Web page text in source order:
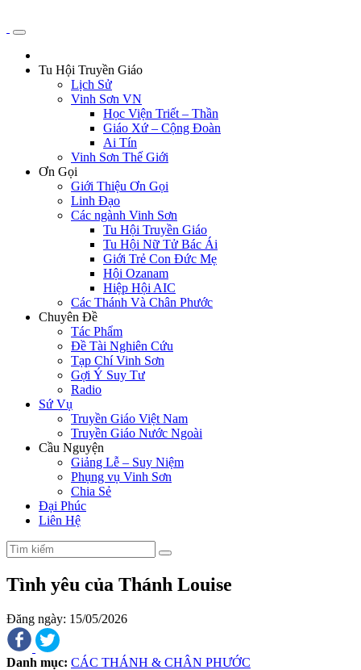
Tu Hội Truyền Giáo
Lịch Sử
Vinh Sơn VN
Học Viện Triết – Thần
Giáo Xứ – Cộng Đoàn
Ai Tín
Vinh Sơn Thế Giới
Ơn Gọi
Giới Thiệu Ơn Gọi
Linh Đạo
Các ngành Vinh Sơn
Tu Hội Truyền Giáo
Tu Hội Nữ Tử Bác Ái
Giới Trẻ Con Đức Mẹ
Hội Ozanam
Hiệp Hội AIC
Các Thánh Và Chân Phước
Chuyên Đề
Tác Phẩm
Đề Tài Nghiên Cứu
Tạp Chí Vinh Sơn
Gợi Ý Suy Tư
Radio
Sứ Vụ
Truyền Giáo Việt Nam
Truyền Giáo Nước Ngoài
Cầu Nguyện
Giảng Lễ – Suy Niệm
Phụng vụ Vinh Sơn
Chia Sẻ
Đại Phúc
Liên Hệ
Tình yêu của Thánh Louise
Đăng ngày: 15/05/2026
Danh mục: CÁC THÁNH & CHÂN PHƯỚC